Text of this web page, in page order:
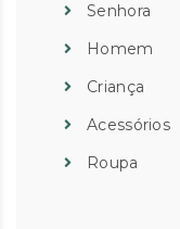
Senhora
Homem
Criança
Acessórios
Roupa